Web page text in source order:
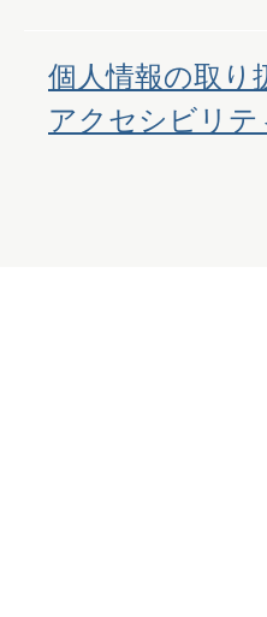
個人情報の取り
アクセシビリ